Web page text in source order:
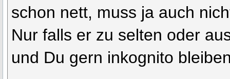
schon nett, muss ja auch
Nur falls er zu selten oder
und Du gern inkognito